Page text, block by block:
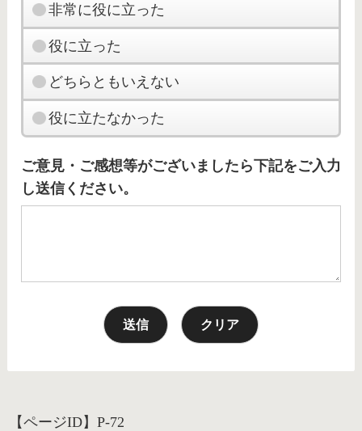
非常に役に立った
役に立った
どちらともいえない
役に立たなかった
ご意見・ご感想等がございましたら下記をご入力
し送信ください。
【ページID】P-72